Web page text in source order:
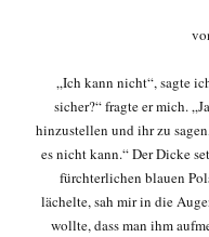
„Ich kann nicht“, sagte
sicher?“ fragte er mich.
hinzustellen und ihr zu
es nicht kann.“ Der Dicke
fürchterlichen blauen
lächelte, sah mir in die
wollte, dass man ihm